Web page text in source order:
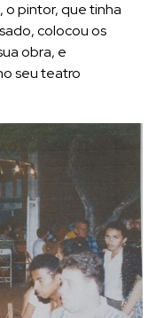
o pintor, que tinha
colocou os
obra, e
seu teatro